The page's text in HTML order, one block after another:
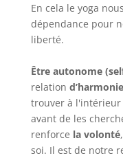
En cela le yoga
dépendance pour
liberté.
Être autonome
relation d’harmonie
trouver à l'intérieur
avant de les
renforce la volonté
soi. Il est de notre